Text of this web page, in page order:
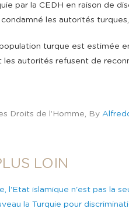
par la CEDH en raison de
condamné les autorités
turque est estimée
les autorités refusent de
Droits de l’Homme, By
LOIN
l'Etat islamique n'est pas la
la Turquie pour